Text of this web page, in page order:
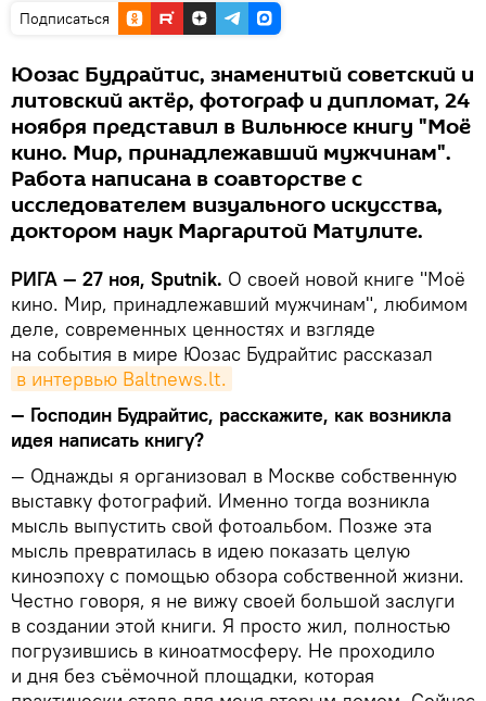
Подписаться
Юозас Будрайтис, знаменитый советский и
литовский актёр, фотограф и дипломат, 24
ноября представил в Вильнюсе книгу "Моё
кино. Мир, принадлежавший мужчинам".
Работа написана в соавторстве с
исследователем визуального искусства,
доктором наук Маргаритой Матулите.
РИГА — 27 ноя, Sputnik. О своей новой книге "Моё
кино. Мир, принадлежавший мужчинам", любимом
деле, современных ценностях и взгляде
на события в мире Юозас Будрайтис рассказал
в интервью Baltnews.lt.
— Господин Будрайтис, расскажите, как возникла
идея написать книгу?
— Однажды я организовал в Москве собственную
выставку фотографий. Именно тогда возникла
мысль выпустить свой фотоальбом. Позже эта
мысль превратилась в идею показать целую
киноэпоху с помощью обзора собственной жизни.
Честно говоря, я не вижу своей большой заслуги
в создании этой книги. Я просто жил, полностью
погрузившись в киноатмосферу. Не проходило
и дня без съёмочной площадки, которая